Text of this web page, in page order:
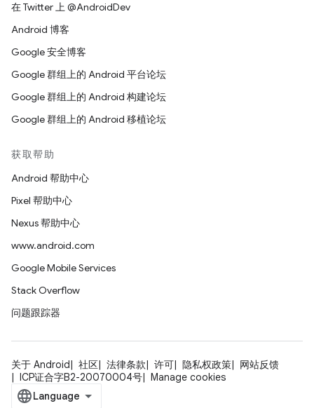
在 Twitter 上 @AndroidDev
Android 博客
Google 安全博客
Google 群组上的 Android 平台论坛
Google 群组上的 Android 构建论坛
Google 群组上的 Android 移植论坛
获取帮助
Android 帮助中心
Pixel 帮助中心
Nexus 帮助中心
www.android.com
Google Mobile Services
Stack Overflow
问题跟踪器
关于 Android 社区 法律条款 许可 隐私权政策
网站反馈
ICP证合字B2-20070004号
Manage cookies